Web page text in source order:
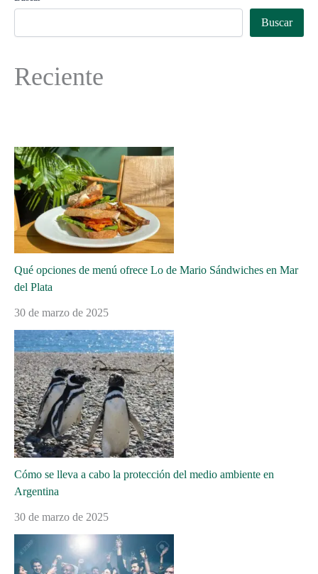
Buscar
Reciente
Qué opciones de menú ofrece Lo de Mario Sándwiches en Mar
del Plata
30 de marzo de 2025
Cómo se lleva a cabo la protección del medio ambiente en
Argentina
30 de marzo de 2025